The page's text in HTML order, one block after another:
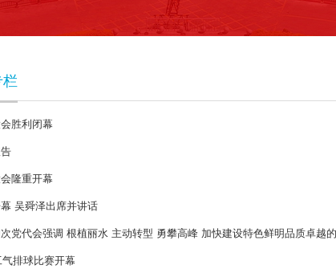
胜利闭幕
隆重开幕
吴舜泽出席并讲话
党代会强调 根植丽水 主动转型 勇攀高峰 加快建设特色鲜明品质卓越
气排球比赛开幕